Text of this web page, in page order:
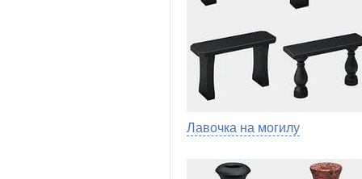
Лавочка на могилу